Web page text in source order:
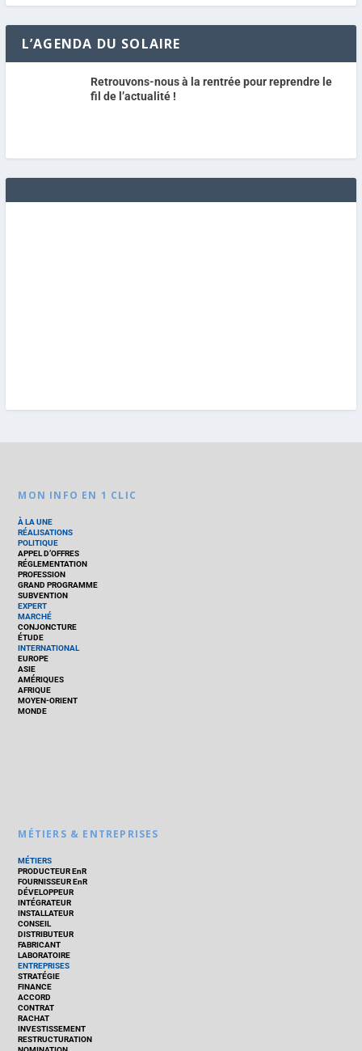
L’AGENDA DU SOLAIRE
Retrouvons-nous à la rentrée pour reprendre le
fil de l’actualité !
MON INFO EN 1 CLIC
À LA UNE
RÉALISATIONS
POLITIQUE
APPEL D’OFFRES
RÉGLEMENTATION
PROFESSION
GRAND PROGRAMME
SUBVENTION
EXPERT
MARCHÉ
CONJONCTURE
ÉTUDE
INTERNATIONAL
EUROPE
ASIE
AMÉRIQUES
AFRIQUE
MOYEN-ORIENT
MONDE
MÉTIERS & ENTREPRISES
MÉTIERS
PRODUCTEUR EnR
FOURNISSEUR EnR
DÉVELOPPEUR
INTÉGRATEUR
INSTALLATEUR
CONSEIL
DISTRIBUTEUR
FABRICANT
LABORATOIRE
ENTREPRISES
STRATÉGIE
FINANCE
ACCORD
CONTRAT
RACHAT
INVESTISSEMENT
RESTRUCTURATION